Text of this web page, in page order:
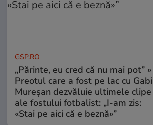
GSP.RO
„Părinte, eu cred că nu mai pot” »
Preotul care a fost pe lac cu Gabi
Mureșan dezvăluie ultimele clipe
ale fostului fotbalist: „I-am zis:
«Stai pe aici că e beznă»”